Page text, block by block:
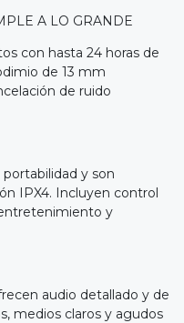
A LO GRANDE
con hasta 24 horas de
de 13 mm
de ruido
y son
IPX4. Incluyen control
y
audio detallado y de
medios claros y agudos